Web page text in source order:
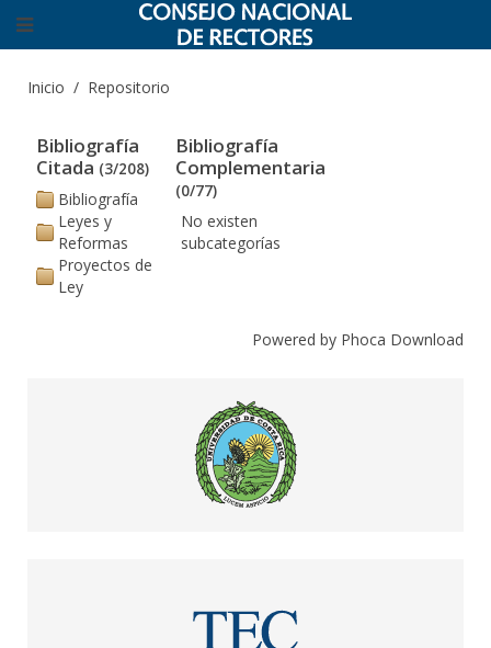
Inicio Repositorio
Bibliografía
Citada (3/208)
Bibliografía
Leyes y
Reformas
Proyectos de
Ley
Bibliografía
Complementaria
(0/77)
No existen
subcategorías
Powered by Phoca Download